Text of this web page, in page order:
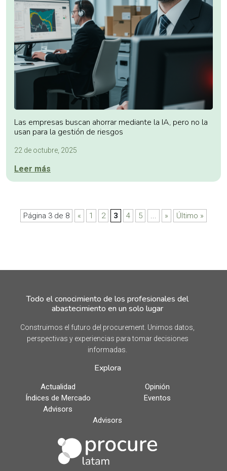
Las empresas buscan ahorrar mediante la IA, pero no la
usan para la gestión de riesgos
22 de octubre, 2025
Leer más
Página 3 de 8 « 1 2 3 4 5 ... » Último »
Todo el conocimiento de los profesionales del
abastecimiento en un solo lugar
Construimos el futuro del procurement. Unimos datos,
perspectivas y experiencias para tomar decisiones
informadas.
Explora
Actualidad
Opinión
Índices de Mercado
Eventos
Advisors
Advisors